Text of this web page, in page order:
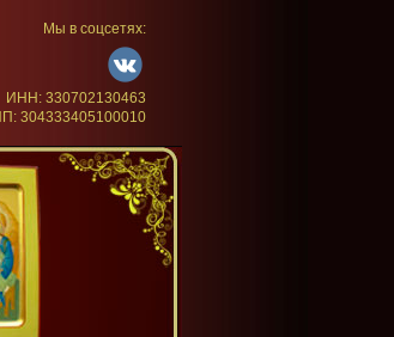
Мы в соцсетях:
ИНН: 330702130463
304333405100010